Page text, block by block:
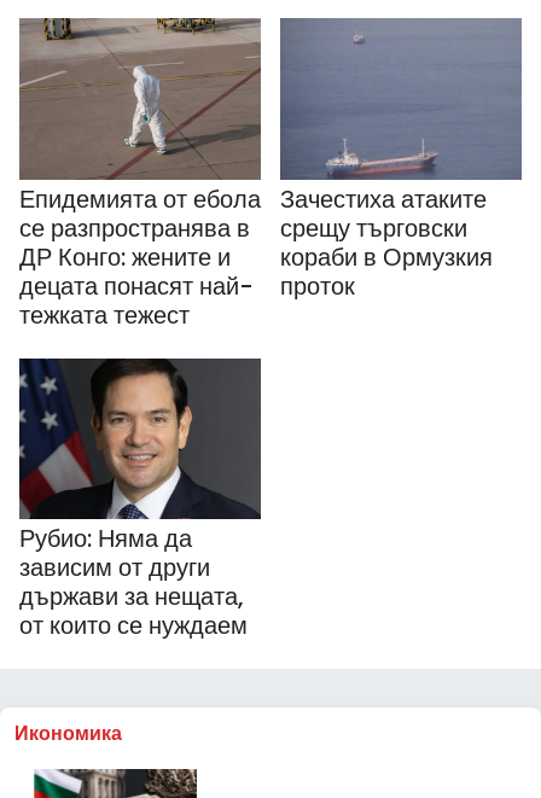
Епидемията от ебола
се разпространява в
ДР Конго: жените и
децата понасят най-
тежката тежест
Зачестиха атаките
срещу търговски
кораби в Ормузкия
проток
Рубио: Няма да
зависим от други
държави за нещата,
от които се нуждаем
Икономика